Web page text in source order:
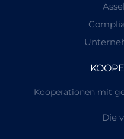
Kooperationen mit
Die